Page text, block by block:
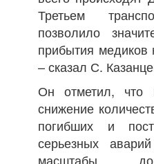
Третьем
позволило
прибытия медиков
– сказал С.
Он отметил, что
снижение
погибших и
серьезных
масштабы